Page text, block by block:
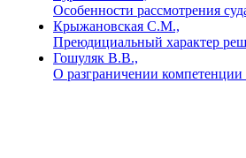
Особенности рассмотрения
Крыжановская С.М.,
Преюдициальный характер
Гошуляк В.В.,
О разграничении